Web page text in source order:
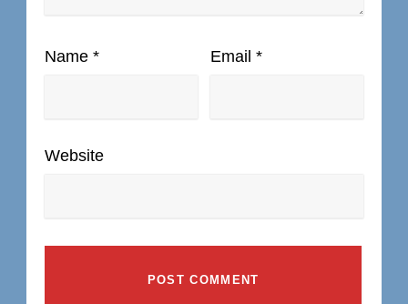
Name * Email *
Website